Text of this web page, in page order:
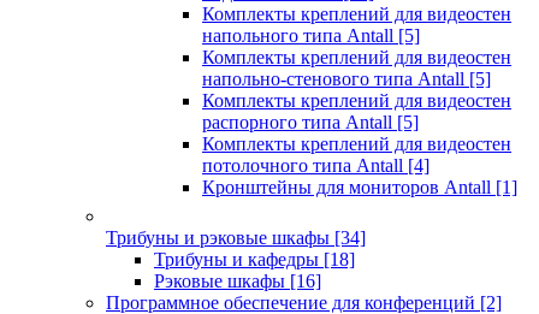
Комплекты креплений для видеостен
напольного типа Antall [5]
Комплекты креплений для видеостен
напольно-стенового типа Antall [5]
Комплекты креплений для видеостен
распорного типа Antall [5]
Комплекты креплений для видеостен
потолочного типа Antall [4]
Кронштейны для мониторов Antall [1]
Трибуны и рэковые шкафы [34]
Трибуны и кафедры [18]
Рэковые шкафы [16]
Программное обеспечение для конференций [2]